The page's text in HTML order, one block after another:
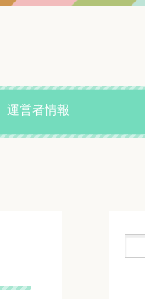
運営者情報